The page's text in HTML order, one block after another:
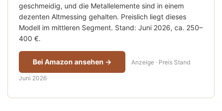
geschmeidig, und die Metallelemente sind in einem
dezenten Altmessing gehalten. Preislich liegt dieses
Modell im mittleren Segment. Stand: Juni 2026, ca. 250–
400 €.
Bei Amazon ansehen → Anzeige · Preis Stand
Juni 2026